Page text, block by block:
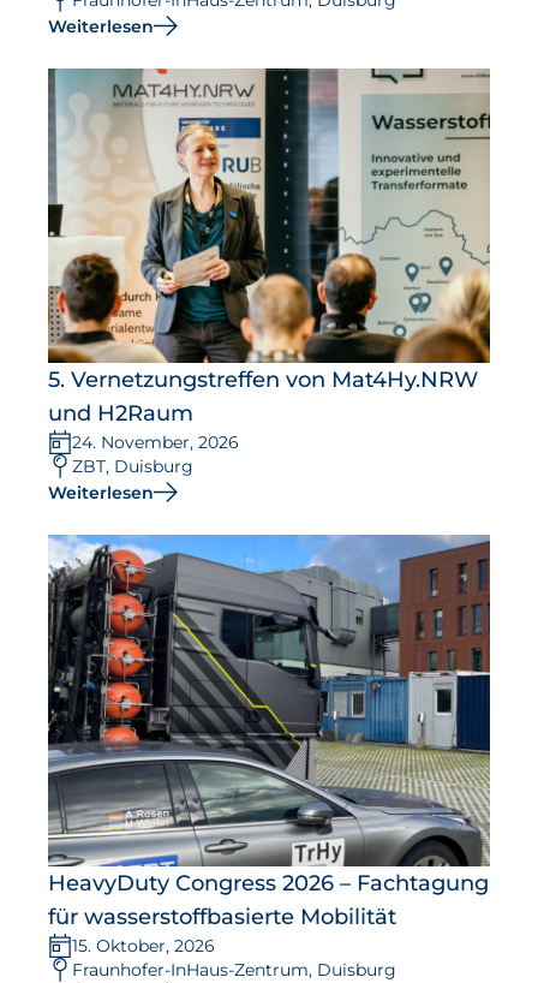
Neuigkeiten
Projekte
Veranstaltungen
Publikationen
Awards und Auszeichnungen
Für die Presse
Weiterlesen
5. Vernetzungstreffen von Mat4Hy.NRW
und H2Raum
24. November, 2026
ZBT, Duisburg
Weiterlesen
HeavyDuty Congress 2026 – Fachtagung
für wasserstoffbasierte Mobilität
15. Oktober, 2026
Fraunhofer-InHaus-Zentrum, Duisburg